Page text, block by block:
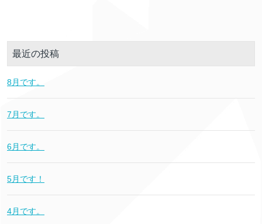
最近の投稿
8月です。
7月です。
6月です。
5月です！
4月です。